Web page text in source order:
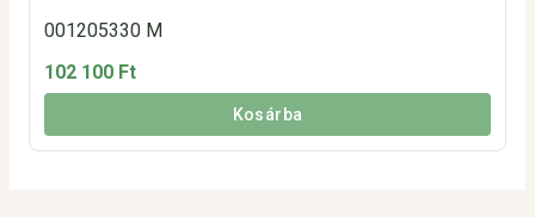
001205330 M
102 100 Ft
Kosárba